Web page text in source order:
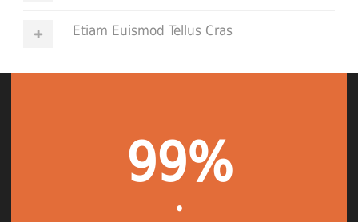
Etiam Euismod Tellus Cras
99%
•